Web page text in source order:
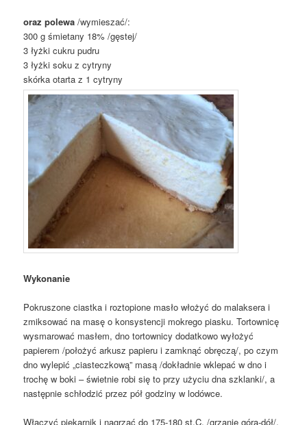
oraz polewa /wymieszać/:
300 g śmietany 18% /gęstej/
3 łyżki cukru pudru
3 łyżki soku z cytryny
skórka otarta z 1 cytryny
Wykonanie
Pokruszone ciastka i roztopione masło włożyć do malaksera i
zmiksować na masę o konsystencji mokrego piasku. Tortownicę
wysmarować masłem, dno tortownicy dodatkowo wyłożyć
papierem /położyć arkusz papieru i zamknąć obręczą/, po czym
dno wylepić „ciasteczkową” masą /dokładnie wklepać w dno i
trochę w boki – świetnie robi się to przy użyciu dna szklanki/, a
następnie schłodzić przez pół godziny w lodówce.
Włączyć piekarnik i nagrzać do 175-180 st.C. /grzanie góra-dół/.